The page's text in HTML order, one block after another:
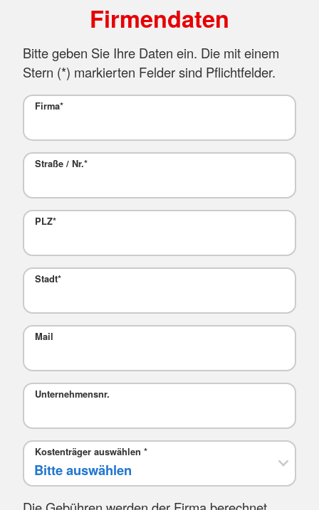
Firmendaten
Bitte geben Sie Ihre Daten ein. Die mit einem
Stern (*) markierten Felder sind Pflichtfelder.
Firma*
Straße / Nr.*
PLZ*
Stadt*
Mail
Unternehmensnr.
Kostenträger auswählen *